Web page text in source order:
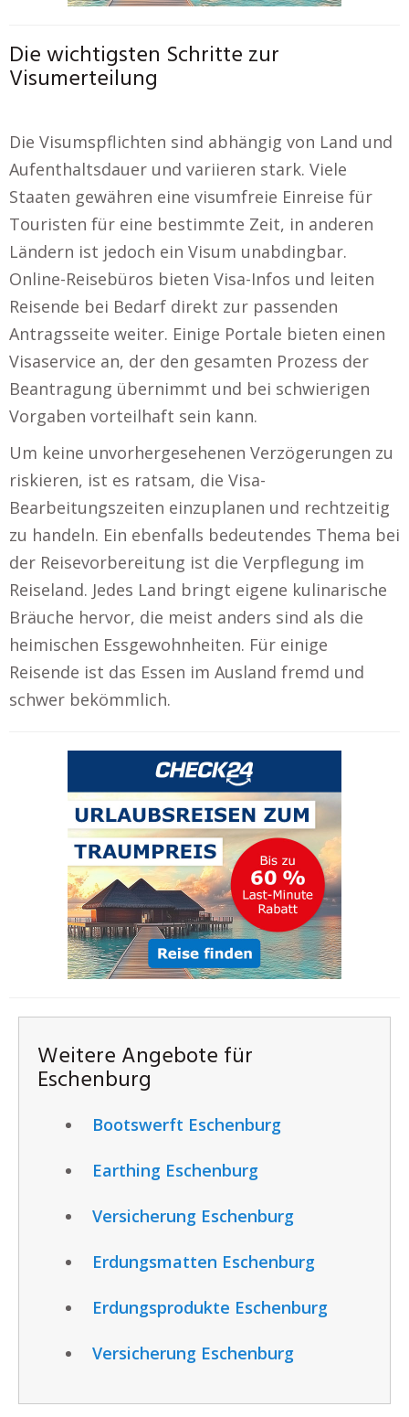
Die wichtigsten Schritte zur
Visumerteilung
Die Visumspflichten sind abhängig von Land und
Aufenthaltsdauer und variieren stark. Viele
Staaten gewähren eine visumfreie Einreise für
Touristen für eine bestimmte Zeit, in anderen
Ländern ist jedoch ein Visum unabdingbar.
Online-Reisebüros bieten Visa-Infos und leiten
Reisende bei Bedarf direkt zur passenden
Antragsseite weiter. Einige Portale bieten einen
Visaservice an, der den gesamten Prozess der
Beantragung übernimmt und bei schwierigen
Vorgaben vorteilhaft sein kann.
Um keine unvorhergesehenen Verzögerungen zu
riskieren, ist es ratsam, die Visa-
Bearbeitungszeiten einzuplanen und rechtzeitig
zu handeln. Ein ebenfalls bedeutendes Thema bei
der Reisevorbereitung ist die Verpflegung im
Reiseland. Jedes Land bringt eigene kulinarische
Bräuche hervor, die meist anders sind als die
heimischen Essgewohnheiten. Für einige
Reisende ist das Essen im Ausland fremd und
schwer bekömmlich.
Weitere Angebote für
Eschenburg
Bootswerft Eschenburg
Earthing Eschenburg
Versicherung Eschenburg
Erdungsmatten Eschenburg
Erdungsprodukte Eschenburg
Versicherung Eschenburg